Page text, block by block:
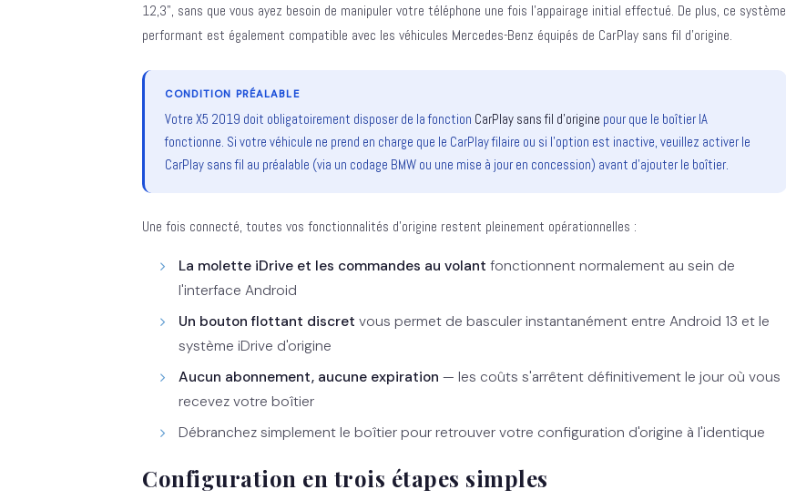
12,3", sans que vous ayez besoin de manipuler votre téléphone une fois l'appairage initial effectué. De plus, ce système
performant est également compatible avec les véhicules Mercedes-Benz équipés de CarPlay sans fil d'origine.
CONDITION PRÉALABLE
Votre X5 2019 doit obligatoirement disposer de la fonction CarPlay sans fil d'origine pour que le boîtier IA
fonctionne. Si votre véhicule ne prend en charge que le CarPlay filaire ou si l'option est inactive, veuillez activer le
CarPlay sans fil au préalable (via un codage BMW ou une mise à jour en concession) avant d'ajouter le boîtier.
Une fois connecté, toutes vos fonctionnalités d'origine restent pleinement opérationnelles :
La molette iDrive et les commandes au volant fonctionnent normalement au sein de
l'interface Android
Un bouton flottant discret vous permet de basculer instantanément entre Android 13 et le
système iDrive d'origine
Aucun abonnement, aucune expiration — les coûts s'arrêtent définitivement le jour où vous
recevez votre boîtier
Débranchez simplement le boîtier pour retrouver votre configuration d'origine à l'identique
Configuration en trois étapes simples